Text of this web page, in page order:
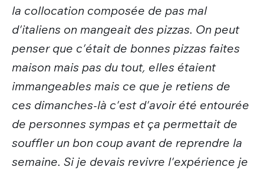
la collocation composée de pas mal
d'italiens on mangeait des pizzas. On peut
penser que c'était de bonnes pizzas faites
maison mais pas du tout, elles étaient
immangeables mais ce que je retiens de
ces dimanches-là c'est d'avoir été entourée
de personnes sympas et ça permettait de
souffler un bon coup avant de reprendre la
semaine. Si je devais revivre l'expérience je